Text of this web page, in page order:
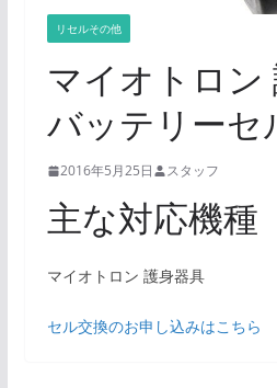
リセルその他
マイオトロン
バッテリーセ
2016年5月25日 スタッフ
主な対応機種
マイオトロン 護身器具
セル交換のお申し込みはこちら